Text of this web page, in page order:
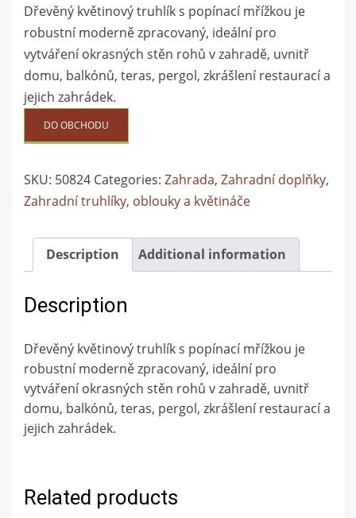
Dřevěný květinový truhlík s popínací mřížkou je
robustní moderně zpracovaný, ideální pro
vytváření okrasných stěn rohů v zahradě, uvnitř
domu, balkónů, teras, pergol, zkrášlení restaurací a
jejich zahrádek.
DO OBCHODU
SKU: 50824 Categories: Zahrada, Zahradní doplňky,
Zahradní truhlíky, oblouky a květináče
Description Additional information
Description
Dřevěný květinový truhlík s popínací mřížkou je
robustní moderně zpracovaný, ideální pro
vytváření okrasných stěn rohů v zahradě, uvnitř
domu, balkónů, teras, pergol, zkrášlení restaurací a
jejich zahrádek.
Related products